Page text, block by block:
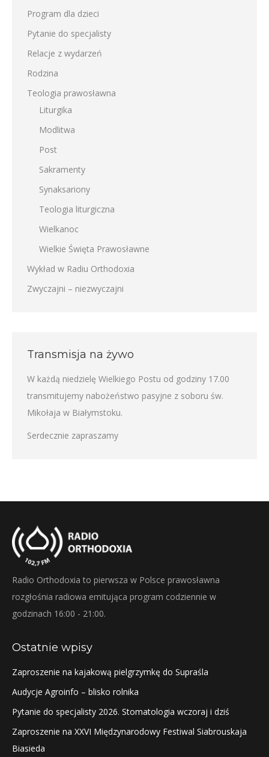
Program dla dzieci
Pytanie do specjalisty
Relacje z wydarzeń
Rodzina
Teologia prawosławna
Liturgika
Modlitwa
Post
Sakramenty
Synaksariony
Teologia liturgiczna
Wielkanoc
Wielkie Święta Prawosławne
Wykład w Radiu Orthodoxia
Zwyczajni – niezwyczajni
Transmisja na żywo
W każdą niedzielę Wielkiego Postu od godziny 17.00
transmitujemy nabożeństwo pasyjne z soboru św.
Mikołaja w Białymstoku.
Serdecznie zapraszamy
Radio Orthodoxia to pierwsza w Polsce prawosławna
rozgłośnia radiowa emitująca program codziennie w
godzinach 16:00 - 21:00.
Ostatnie wpisy
Zaproszenie na kajakową pielgrzymkę do Supraśla
Audycje Agroinfo – blisko rolnika
Pytanie do specjalisty 2026. Stomatologia wczoraj i dziś
Zaproszenie na XXVI Międzynarodowy Festiwal Siabrouskaja
Biasieda